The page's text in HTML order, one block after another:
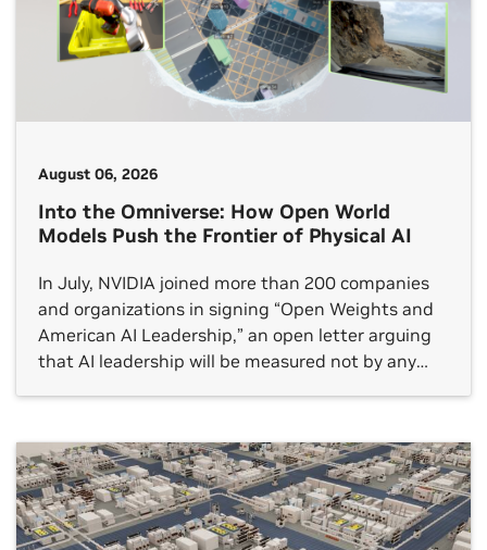
August 06, 2026
Into the Omniverse: How Open World
Models Push the Frontier of Physical AI
In July, NVIDIA joined more than 200 companies
and organizations in signing “Open Weights and
American AI Leadership,” an open letter arguing
that AI leadership will be measured not by any